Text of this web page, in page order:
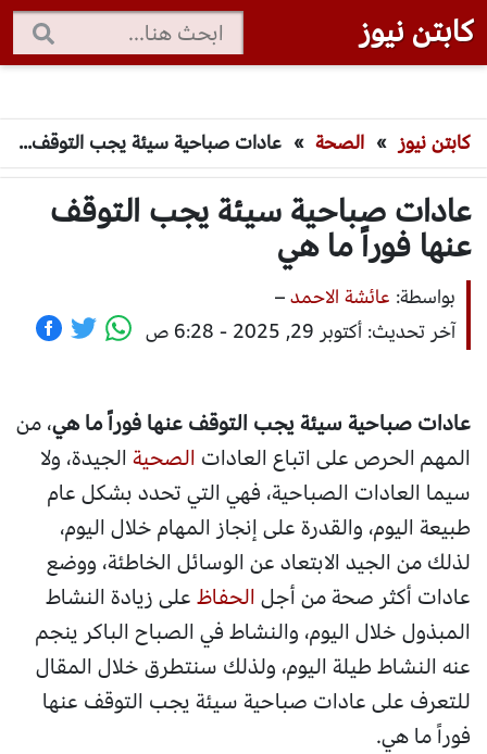
كابتن نيوز
كابتن نيوز » الصحة » عادات صباحية سيئة يجب التوقف عنها فوراً ما هي
عادات صباحية سيئة يجب التوقف
عنها فوراً ما هي
بواسطة: عائشة الاحمد–
آخر تحديث: أكتوبر 29, 2025 - 6:28 ص
عادات صباحية سيئة يجب التوقف عنها فوراً ما هي، من
المهم الحرص على اتباع العادات الصحية الجيدة، ولا
سيما العادات الصباحية، فهي التي تحدد بشكل عام
طبيعة اليوم، والقدرة على إنجاز المهام خلال اليوم،
لذلك من الجيد الابتعاد عن الوسائل الخاطئة، ووضع
عادات أكثر صحة من أجلالحفاظعلى زيادة النشاط
المبذول خلال اليوم، والنشاط في الصباح الباكر ينجم
عنه النشاط طيلة اليوم، ولذلك سنتطرق خلال المقال
للتعرف على عادات صباحية سيئة يجب التوقف عنها
فوراً ما هي.